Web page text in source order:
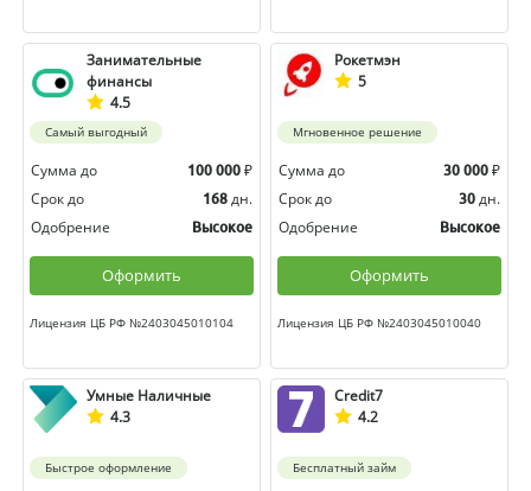
Занимательные
финансы
4.5
Самый выгодный
Сумма до 100 000 ₽
Срок до
168 дн.
Одобрение
Высокое
Оформить
Лицензия ЦБ РФ №2403045010104
Рокетмэн
5
Мгновенное решение
Сумма до 30 000 ₽
Срок до
30 дн.
Одобрение
Высокое
Оформить
Лицензия ЦБ РФ №2403045010040
Умные Наличные
4.3
Быстрое оформление
Credit7
4.2
Бесплатный займ